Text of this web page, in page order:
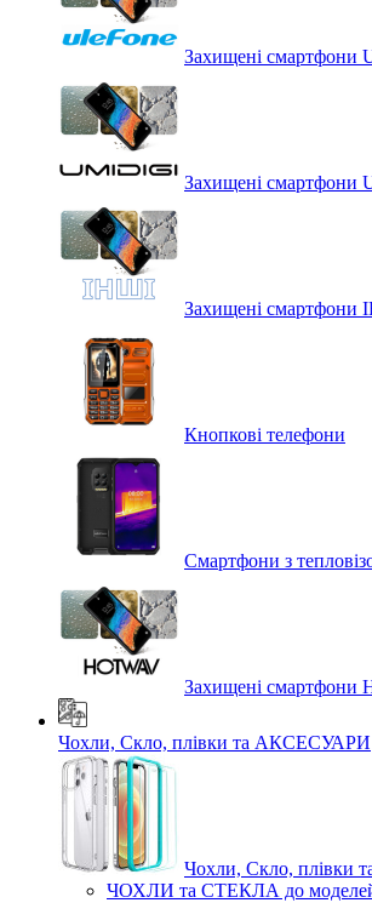
Захищені смартфони
Захищені смартфони
Захищені смартфони
Кнопкові телефони
Смартфони з
Захищені смартфони
Чохли, Скло, плівки та АКСЕСУАРИ
Чохли, Скло,
ЧОХЛИ та СТЕКЛА до